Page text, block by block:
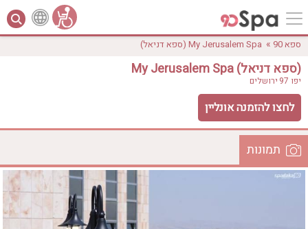
לפי אבזורים
ספא 90 » My Jerusalem Spa (ספא דניאל)
My Jerusalem Spa (ספא דניאל)
יפו 97 ירושלים
לחצו להזמנה אונליין
תמונות
המקום